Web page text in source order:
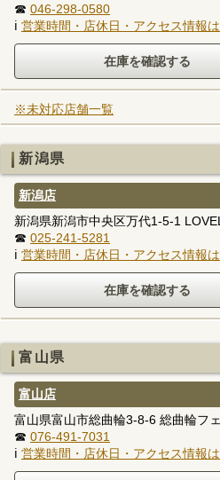
☎ 046-298-0580
ℹ 営業時間・店休日・アクセス情報
※未対応店舗一覧
新潟県
新潟店
新潟県新潟市中央区万代1-5-1
☎ 025-241-5281
ℹ 営業時間・店休日・アクセス情報
富山県
富山店
富山県富山市総曲輪3-8-6 総曲輪フ
☎ 076-491-7031
ℹ 営業時間・店休日・アクセス情報